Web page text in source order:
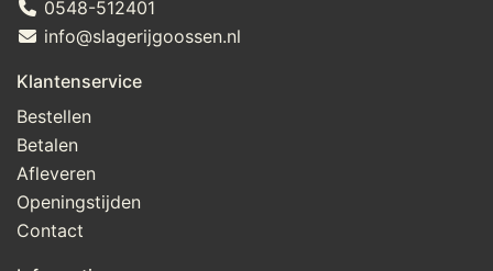
kleurstof (E160c, E100), emulgator (E471),
plantaardige olie (zonnebloem), natuurlijk ui aroma
0548-512401
info@slagerijgoossen.nl
Klantenservice
Bestellen
Betalen
Afleveren
Openingstijden
Contact